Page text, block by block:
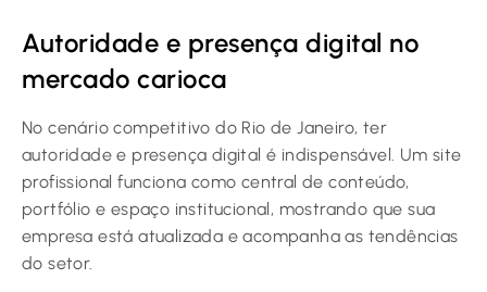
Autoridade e presença digital no
mercado carioca
No cenário competitivo do Rio de Janeiro, ter
autoridade e presença digital é indispensável. Um site
profissional funciona como central de conteúdo,
portfólio e espaço institucional, mostrando que sua
empresa está atualizada e acompanha as tendências
do setor.